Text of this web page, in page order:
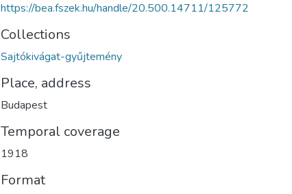
https://bea.fszek.hu/handle/20.500.14711/125772
Collections
Sajtókivágat-gyűjtemény
Place, address
Budapest
Temporal coverage
1918
Format